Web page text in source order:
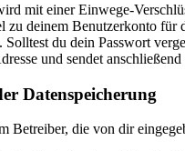
mit einer Einwege-
zu deinem Benutzerkonto
Solltest du dein Passwort
und sendet
Datenspeicherung
Betreiber, die von dir